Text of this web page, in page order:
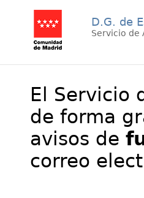
D.G. de
Servicio de
El Servicio
de forma
avisos de
correo